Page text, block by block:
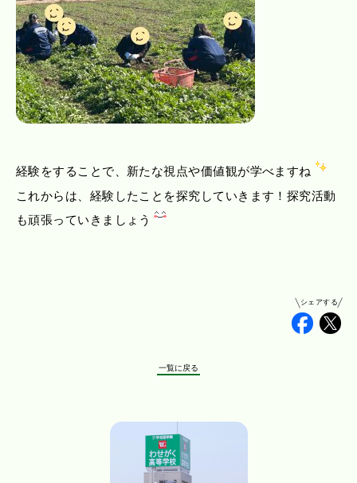
経験をすることで、新たな視点や価値観が学べますね
これからは、経験したことを探究していきます！探究活動
も頑張っていきましょう
シェアする
一覧に戻る